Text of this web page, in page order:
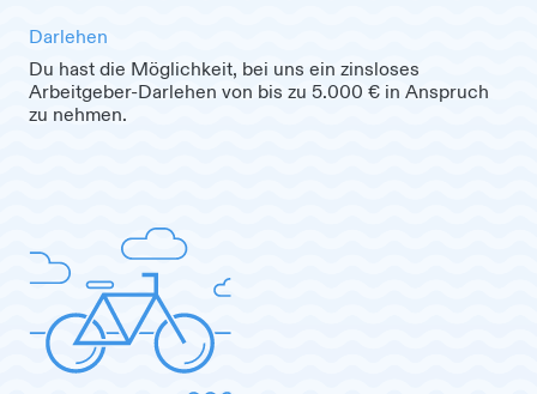
Darlehen
Du hast die Möglichkeit, bei uns ein zinsloses
Arbeitgeber-Darlehen von bis zu 5.000 € in Anspruch
zu nehmen.